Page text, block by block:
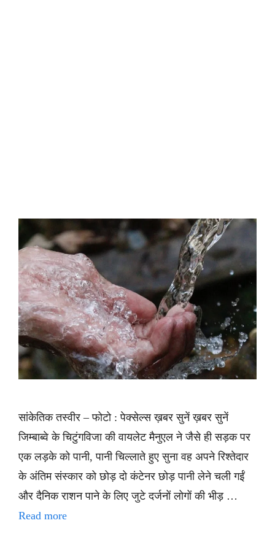
सांकेतिक तस्वीर – फोटो : पेक्सेल्स ख़बर सुनें ख़बर सुनें
जिम्बाब्वे के चिटुंगविजा की वायलेट मैनुएल ने जैसे ही सड़क पर
एक लड़के को पानी, पानी चिल्लाते हुए सुना वह अपने रिश्तेदार
के अंतिम संस्कार को छोड़ दो कंटेनर छोड़ पानी लेने चली गईं
और दैनिक राशन पाने के लिए जुटे दर्जनों लोगों की भीड़ …
Read more